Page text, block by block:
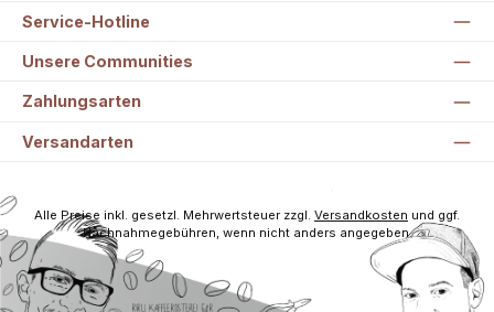
Service-Hotline
Unsere Communities
Zahlungsarten
Versandarten
Alle Preise inkl. gesetzl. Mehrwertsteuer zzgl. Versandkosten und ggf.
Nachnahmegebühren, wenn nicht anders angegeben.